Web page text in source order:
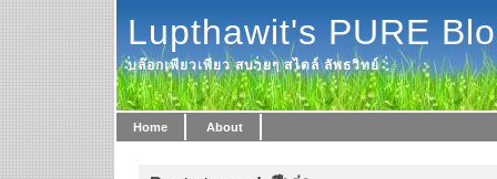
Lupthawit's PURE
บล๊อกเพียวเพียว สบายๆ สไตล์ ลัพธวิทย์
Home About